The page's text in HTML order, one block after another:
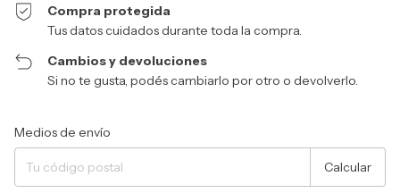
Compra protegida
Tus datos cuidados durante toda la compra.
Cambios y devoluciones
Si no te gusta, podés cambiarlo por otro o devolverlo.
Entregas para el CP:
Medios de envío
Calcular